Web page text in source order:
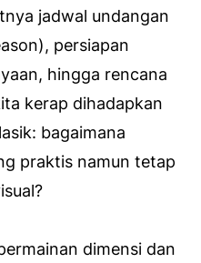
jadwal undangan
), persiapan
hingga rencana
kerap dihadapkan
bagaimana
praktis namun tetap
dimensi dan